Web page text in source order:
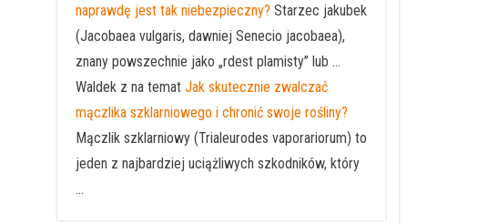
naprawdę jest tak niebezpieczny? Starzec jakubek
(Jacobaea vulgaris, dawniej Senecio jacobaea),
znany powszechnie jako „rdest plamisty” lub ...
Waldek z na temat Jak skutecznie zwalczać
mączlika szklarniowego i chronić swoje rośliny?
Mączlik szklarniowy (Trialeurodes vaporariorum) to
jeden z najbardziej uciążliwych szkodników, który
...